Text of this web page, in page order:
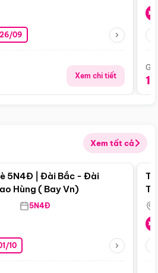
26/09
Xem chi tiết
Xem tất cả
Điểm nổi bật
5N4Đ | Đài Bắc - Đài
Hùng ( Bay Vn)
5N4Đ
10